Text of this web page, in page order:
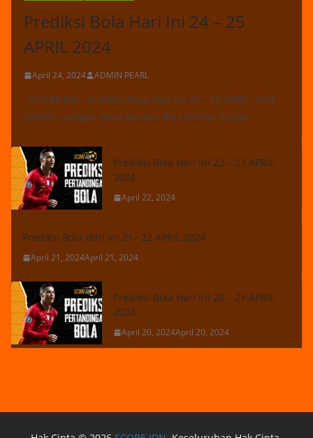
Prediksi Bola Hari Ini 24 – 25
APRIL 2024
April 24, 2024 ADMIN PEARL
SCOREIDN – Prediksi Bola Hari Ini 24 – 25 APRIL 2024 :
IOSBET sebagai Situs Bandar Bola Online Resmi
Prediksi Bola Hari Ini 22 – 23 APRIL
2024
April 22, 2024
Prediksi Bola Hari Ini 21– 22 APRIL 2024
April 21, 2024April 21, 2024
Prediksi Bola Hari Ini 20 – 21 APRIL
2024
April 20, 2024April 20, 2024